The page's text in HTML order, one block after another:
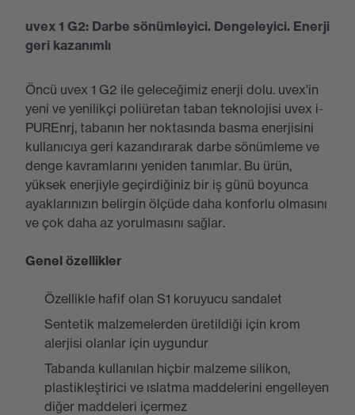
uvex 1 G2: Darbe sönümleyici. Dengeleyici. Enerji
geri kazanımlı
Öncü uvex 1 G2 ile geleceğimiz enerji dolu. uvex'in
yeni ve yenilikçi poliüretan taban teknolojisi uvex i-
PUREnrj, tabanın her noktasında basma enerjisini
kullanıcıya geri kazandırarak darbe sönümleme ve
denge kavramlarını yeniden tanımlar. Bu ürün,
yüksek enerjiyle geçirdiğiniz bir iş günü boyunca
ayaklarınızın belirgin ölçüde daha konforlu olmasını
ve çok daha az yorulmasını sağlar.
Genel özellikler
Özellikle hafif olan S1 koruyucu sandalet
Sentetik malzemelerden üretildiği için krom
alerjisi olanlar için uygundur
Tabanda kullanılan hiçbir malzeme silikon,
plastikleştirici ve ıslatma maddelerini engelleyen
diğer maddeleri içermez